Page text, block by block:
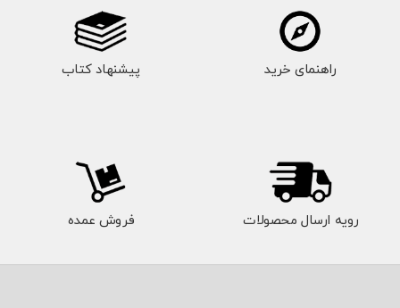
راهنمای خرید پیشنهاد کتاب
رویه ارسال محصولات فروش عمده